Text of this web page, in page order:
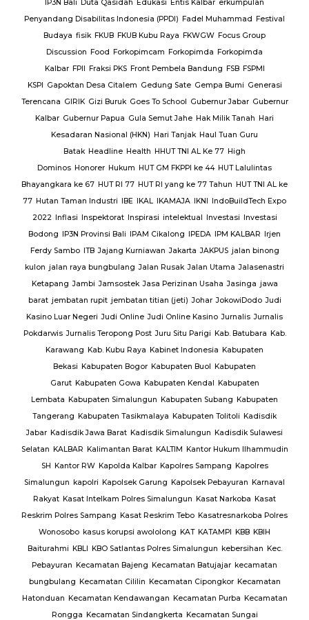
IP3N Bali Duta Qasidah Edukasi Entis Kalbar erkumpulan
Penyandang Disabilitas Indonesia (PPDI) Fadel Muhammad Festival
Budaya fisik FKUB FKUB Kubu Raya FKWGW Focus Group
Discussion Food Forkopimcam Forkopimda Forkopimda
Kalbar FPII Fraksi PKS Front Pembela Bandung FSB FSPMI
KSPI Gapoktan Desa Citalem Gedung Sate Gempa Bumi Generasi
Terencana GIRIK Gizi Buruk Goes To School Gubernur Jabar Gubernur
Kalbar Gubernur Papua Gula Semut Jahe Hak Milik Tanah Hari
Kesadaran Nasional (HKN) Hari Tanjak Haul Tuan Guru
Batak Headline Health HHUT TNI AL Ke 77 High
Dominos Honorer Hukum HUT GM FKPPI ke 44 HUT Lalulintas
Bhayangkara ke 67 HUT RI 77 HUT RI yang ke 77 Tahun HUT TNI AL ke
77 Hutan Taman Industri IBE IKAL IKAMAJA IKNI IndoBuildTech Expo
2022 Inflasi Inspektorat Inspirasi intelektual Investasi Investasi
Bodong IP3N Provinsi Bali IPAM Cikalong IPEDA IPM KALBAR Irjen
Ferdy Sambo ITB Jajang Kurniawan Jakarta JAKPUS jalan binong
kulon jalan raya bungbulang Jalan Rusak Jalan Utama Jalasenastri
Ketapang Jambi Jamsostek Jasa Perizinan Usaha Jasinga jawa
barat jembatan rupit jembatan titian (jeti) Johar JokowiDodo Judi
Kasino Luar Negeri Judi Online Judi Online Kasino Jurnalis Jurnalis
Pokdarwis Jurnalis Teropong Post Juru Situ Parigi Kab. Batubara Kab.
Karawang Kab. Kubu Raya Kabinet Indonesia Kabupaten
Bekasi Kabupaten Bogor Kabupaten Buol Kabupaten
Garut Kabupaten Gowa Kabupaten Kendal Kabupaten
Lembata Kabupaten Simalungun Kabupaten Subang Kabupaten
Tangerang Kabupaten Tasikmalaya Kabupaten Tolitoli Kadisdik
Jabar Kadisdik Jawa Barat Kadisdik Simalungun Kadisdik Sulawesi
Selatan KALBAR Kalimantan Barat KALTIM Kantor Hukum Ilhammudin
SH Kantor RW Kapolda Kalbar Kapolres Sampang Kapolres
Simalungun kapolri Kapolsek Garung Kapolsek Pebayuran Karnaval
Rakyat Kasat Intelkam Polres Simalungun Kasat Narkoba Kasat
Reskrim Polres Sampang Kasat Reskrim Tebo Kasatresnarkoba Polres
Wonosobo kasus korupsi awololong KAT KATAMPI KBB KBIH
Baiturahmi KBLI KBO Satlantas Polres Simalungun kebersihan Kec.
Pebayuran Kecamatan Bajeng Kecamatan Batujajar kecamatan
bungbulang Kecamatan Cililin Kecamatan Cipongkor Kecamatan
Hatonduan Kecamatan Kendawangan Kecamatan Purba Kecamatan
Rongga Kecamatan Sindangkerta Kecamatan Sungai